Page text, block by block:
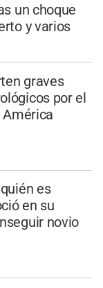
un choque
y varios
graves
por el
América
es
en su
novio